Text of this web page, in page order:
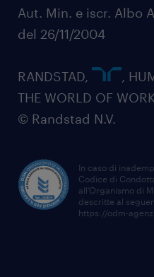
Aut. Min. e iscr. Albo
del 26/11/2004
RANDSTAD,
,
THE WORLD OF
© Randstad N.V.
In caso di
Codice di
all’Organismo di
descritte al
https://odm-